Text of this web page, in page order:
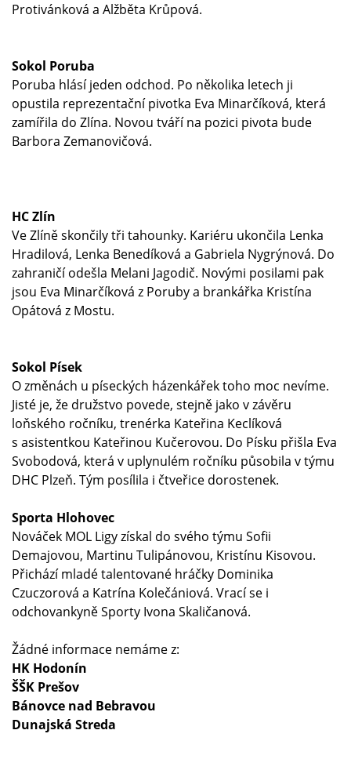
Protivánková a Alžběta Krůpová.
Sokol Poruba
Poruba hlásí jeden odchod. Po několika letech ji
opustila reprezentační pivotka Eva Minarčíková, která
zamířila do Zlína. Novou tváří na pozici pivota bude
Barbora Zemanovičová.
HC Zlín
Ve Zlíně skončily tři tahounky. Kariéru ukončila Lenka
Hradilová, Lenka Benedíková a Gabriela Nygrýnová. Do
zahraničí odešla Melani Jagodič. Novými posilami pak
jsou Eva Minarčíková z Poruby a brankářka Kristína
Opátová z Mostu.
Sokol Písek
O změnách u píseckých házenkářek toho moc nevíme.
Jisté je, že družstvo povede, stejně jako v závěru
loňského ročníku, trenérka Kateřina Keclíková
s asistentkou Kateřinou Kučerovou. Do Písku přišla Eva
Svobodová, která v uplynulém ročníku působila v týmu
DHC Plzeň. Tým posílila i čtveřice dorostenek.
Sporta Hlohovec
Nováček MOL Ligy získal do svého týmu Sofii
Demajovou, Martinu Tulipánovou, Kristínu Kisovou.
Přichází mladé talentované hráčky Dominika
Czuczorová a Katrína Kolečániová. Vrací se i
odchovankyně Sporty Ivona Skaličanová.
Žádné informace nemáme z:
HK Hodonín
ŠŠK Prešov
Bánovce nad Bebravou
Dunajská Streda